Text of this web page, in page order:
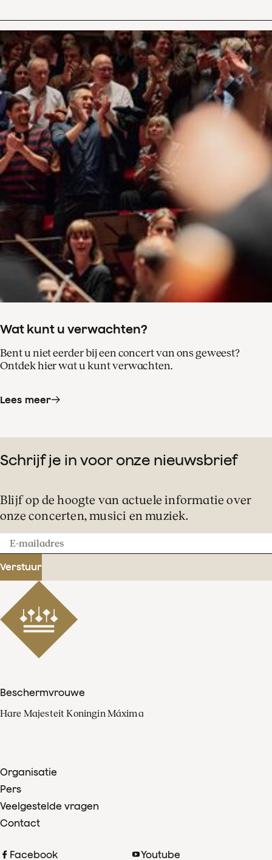
Wat kunt u verwachten?
Bent u niet eerder bij een concert van ons geweest?
Ontdek hier wat u kunt verwachten.
Lees meer
Schrijf je in voor onze nieuwsbrief
Blijf op de hoogte van actuele informatie over
onze concerten, musici en muziek.
E-
mailadres
Verstuur
Beschermvrouwe
Hare Majesteit Koningin Máxima
Organisatie
Pers
Veelgestelde vragen
Contact
Facebook Youtube